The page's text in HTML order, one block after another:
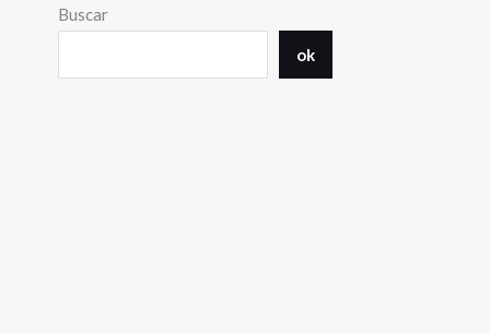
Buscar
ok